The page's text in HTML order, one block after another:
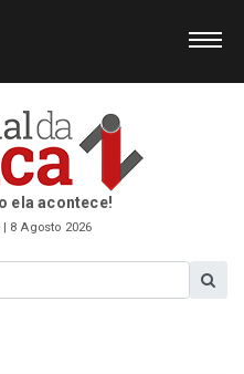
ela acontece!
8 Agosto 2026